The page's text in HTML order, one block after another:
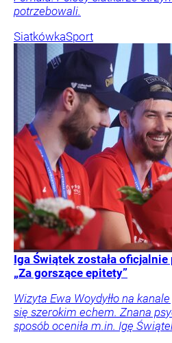
potrzebowali.
SiatkówkaSport
Iga Świątek została
„Za gorszące epitety”
Wizyta Ewa Woydyłło na
się szerokim echem. Znana
sposób oceniła m.in. Igę